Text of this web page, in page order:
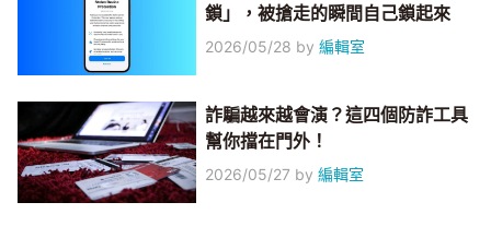
鎖」，被搶走的瞬間自己鎖起來
2026/05/28 by編輯室
詐騙越來越會演？這四個防詐工具
幫你擋在門外！
2026/05/27 by編輯室